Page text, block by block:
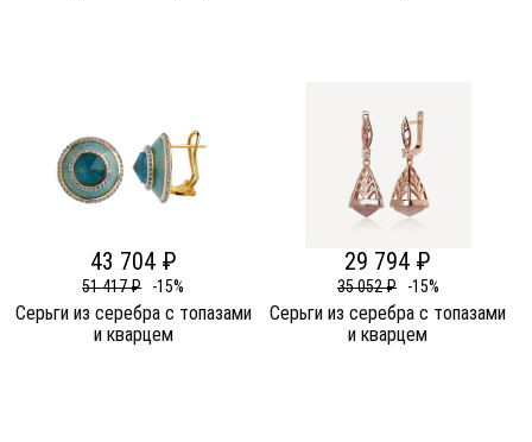
43 704 ₽
51 417 ₽ -15%
Серьги из серебра c топазами
и кварцем
29 794 ₽
35 052 ₽ -15%
Серьги из серебра c топазами
и кварцем